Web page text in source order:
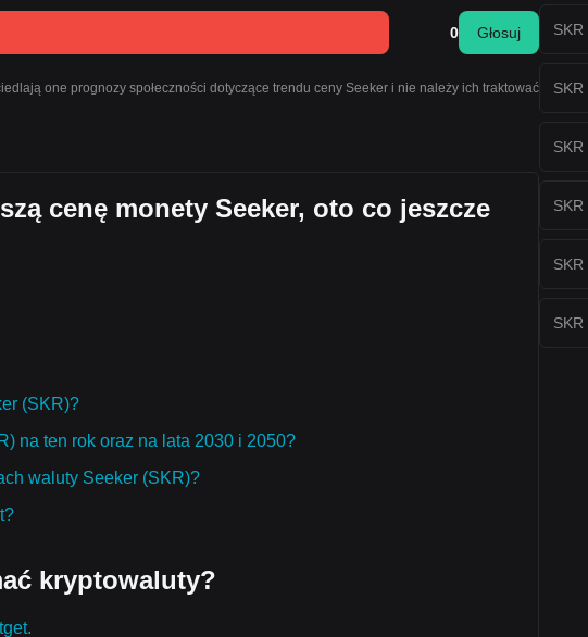
0 Głosuj
one prognozy społeczności dotyczące trendu ceny Seeker i nie należy ich traktować
cenę monety Seeker, oto co jeszcze
(SKR)?
na ten rok oraz na lata 2030 i 2050?
waluty Seeker (SKR)?
kryptowaluty?
SKR
SKR
SKR
SKR